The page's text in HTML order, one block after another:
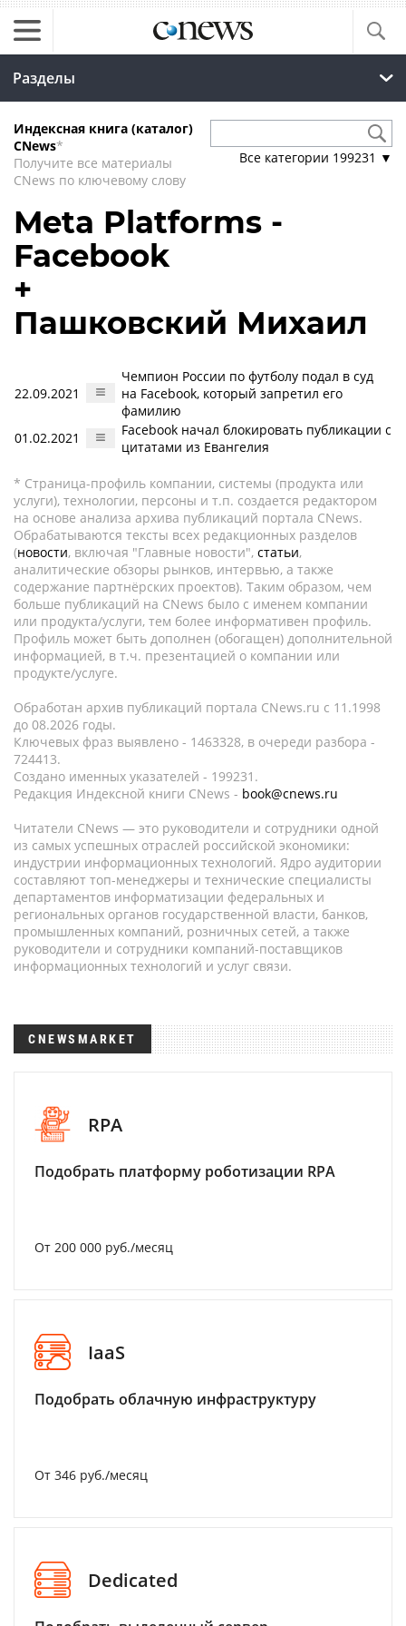
Разделы
Индексная книга (каталог)
CNews*
Получите все материалы
CNews по ключевому слову
Все категории 199231 ▼
Meta Platforms -
Facebook
+
Пашковский Михаил
22.09.2021
Чемпион России по футболу подал в суд
на Facebook, который запретил его
фамилию
01.02.2021
Facebook начал блокировать публикации с
цитатами из Евангелия
* Страница-профиль компании, системы (продукта или
услуги), технологии, персоны и т.п. создается редактором
на основе анализа архива публикаций портала CNews.
Обрабатываются тексты всех редакционных разделов
(новости, включая "Главные новости", статьи,
аналитические обзоры рынков, интервью, а также
содержание партнёрских проектов). Таким образом, чем
больше публикаций на CNews было с именем компании
или продукта/услуги, тем более информативен профиль.
Профиль может быть дополнен (обогащен) дополнительной
информацией, в т.ч. презентацией о компании или
продукте/услуге.
Обработан архив публикаций портала CNews.ru c 11.1998
до 08.2026 годы.
Ключевых фраз выявлено - 1463328, в очереди разбора -
724413.
Создано именных указателей - 199231.
Редакция Индексной книги CNews - book@cnews.ru
Читатели CNews — это руководители и сотрудники одной
из самых успешных отраслей российской экономики:
индустрии информационных технологий. Ядро аудитории
составляют топ-менеджеры и технические специалисты
департаментов информатизации федеральных и
региональных органов государственной власти, банков,
промышленных компаний, розничных сетей, а также
руководители и сотрудники компаний-поставщиков
информационных технологий и услуг связи.
CNEWSMARKET
RPA
Подобрать платформу роботизации RPA
От 200 000 руб./месяц
IaaS
Подобрать облачную инфраструктуру
От 346 руб./месяц
Dedicated